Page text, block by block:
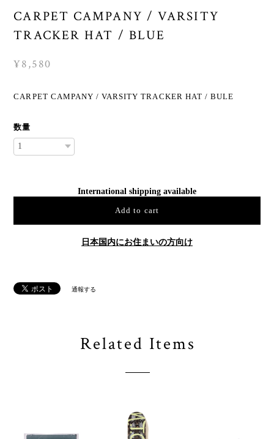
CARPET CAMPANY / VARSITY
TRACKER HAT / BLUE
¥8,580
CARPET CAMPANY / VARSITY TRACKER HAT / BULE
数量
International shipping available
Add to cart
日本国内にお住まいの方向け
通報する
Related Items